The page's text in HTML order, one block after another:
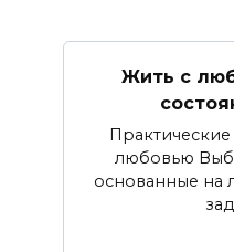
Жить с
любовью
основанные на